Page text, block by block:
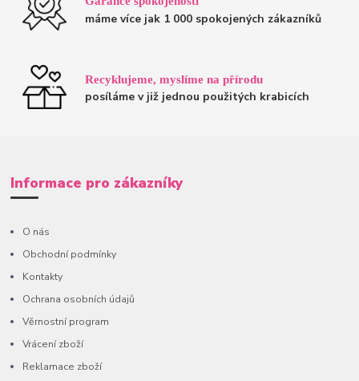
máme více jak 1 000 spokojených zákazníků
Recyklujeme, myslíme na přírodu
posíláme v již jednou použitých krabicích
Informace pro zákazníky
O nás
Obchodní podmínky
Kontakty
Ochrana osobních údajů
Věrnostní program
Vrácení zboží
Reklamace zboží